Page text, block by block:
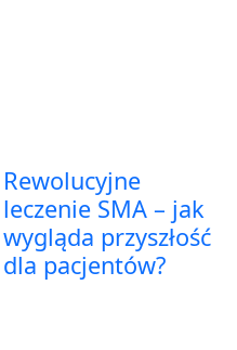
Rewolucyjne
leczenie SMA – jak
wygląda przyszłość
dla pacjentów?